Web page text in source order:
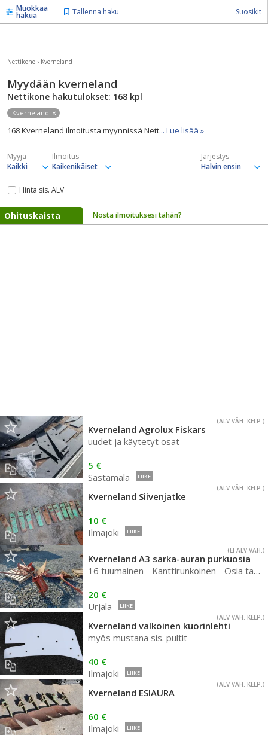
Muokkaa
hakua Tallenna haku Suosikit
Nettikone › Kverneland
Myydään kverneland
Nettikone hakutulokset: 168 kpl
Kverneland
168 Kverneland ilmoitusta myynnissä Nett... Lue lisää »
Myyjä Ilmoitus Järjestys
Hinta sis. ALV
Ohituskaista Nosta ilmoituksesi tähän?
(ALV VÄH. KELP.)
Kverneland Agrolux Fiskars
uudet ja käytetyt osat
5 €
Sastamala
LIIKE
(ALV VÄH. KELP.)
Kverneland Siivenjatke
10 €
Ilmajoki
LIIKE
(EI ALV VÄH.)
Kverneland A3 sarka-auran purkuosia
16 tuumainen - Kanttirunkoinen - Osia tarjolla
20 €
Urjala
LIIKE
(ALV VÄH. KELP.)
Kverneland valkoinen kuorinlehti
myös mustana sis. pultit
40 €
Ilmajoki
LIIKE
(ALV VÄH. KELP.)
Kverneland ESIAURA
60 €
Ilmajoki
LIIKE